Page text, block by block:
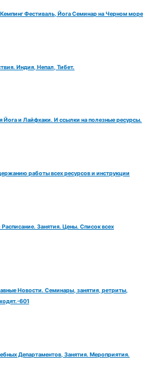
Фестиваль, Йога Семинар на Черном море
Индия, Непал, Тибет.
и Лайфхаки. И ссылки на полезные ресурсы.
работы всех ресурсов и инструкции
Занятия. Цены. Список всех
Новости. Семинары, занятия, ретриты,
601
Департаментов, Занятия. Мероприятия.